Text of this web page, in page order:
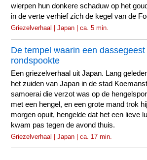
wierpen hun donkere schaduw op het
in de verte verhief zich de kegel van de
Griezelverhaal | Japan | ca. 5 min.
De tempel waarin een dassegeest
rondspookte
Een griezelverhaal uit Japan. Lang
het zuiden van Japan in de stad
samoerai die verzot was op de
met een hengel, en een grote mand trok
morgen opuit, hengelde dat het een lieve
kwam pas tegen de avond thuis.
Griezelverhaal | Japan | ca. 17 min.